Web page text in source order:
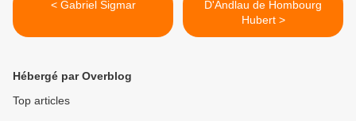
< Gabriel Sigmar
D'Andlau de Hombourg
Hubert >
Hébergé par Overblog
Top articles